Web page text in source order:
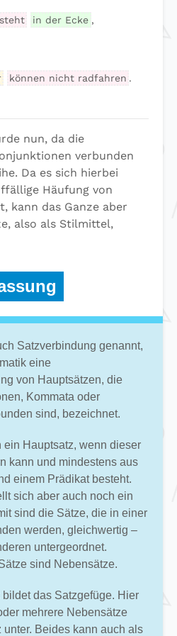
steht in der Ecke ,
können nicht radfahren .
nun, da die
verbunden
Da es sich hierbei
Häufung von
kann das Ganze aber
also als Stilmittel,
Satzverbindung genannt,
eine
von Hauptsätzen, die
Kommata oder
sind, bezeichnet.
ein Hauptsatz, wenn dieser
kann und mindestens aus
einem Prädikat besteht.
sich aber auch noch ein
sind die Sätze, die in einer
werden, gleichwertig –
untergeordnet.
sind Nebensätze.
bildet das Satzgefüge. Hier
mehrere Nebensätze
unter. Beides kann auch als